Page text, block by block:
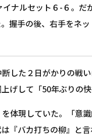
ナルセット６-６。だ
握手の後、右手をネ
した２日がかりの戦い
げして「50年ぶりの快
体現していた。「意
『バカ打ちの柳』と